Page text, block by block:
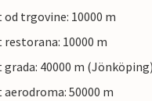
trgovine: 10000 m
10000 m
grada: 40000 m (Jönköping)
50000 m